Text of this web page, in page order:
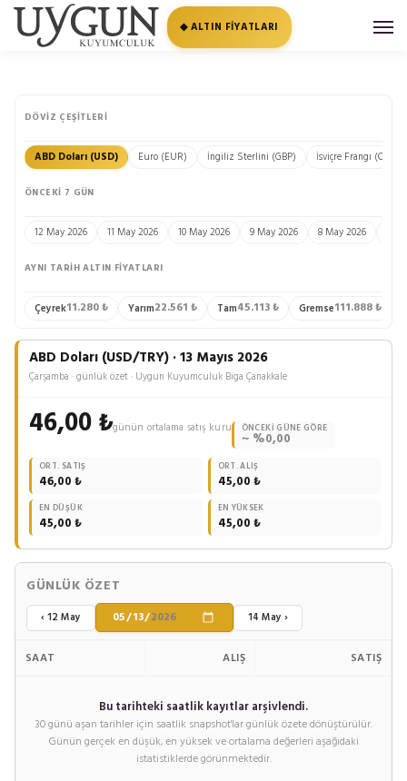
◆ ALTIN FİYATLARI
DÖVIZ ÇEŞITLERI
ABD Doları (USD) Euro (EUR) İngiliz Sterlini (GBP) İsviçre Frangı (CHF)
ÖNCEKI 7 GÜN
12 May 2026 11 May 2026 10 May 2026 9 May 2026 8 May 2026
AYNI TARIH ALTIN FIYATLARI
Çeyrek11.280 ₺ Yarım22.561 ₺ Tam45.113 ₺ Gremse111.888 ₺
ABD Doları (USD/TRY) · 13 Mayıs 2026
Çarşamba · günlük özet · Uygun Kuyumculuk Biga Çanakkale
46,00 ₺günün ortalama satış kuru ÖNCEKI GÜNE GÖRE
~ %0,00
ORT. SATIŞ
46,00 ₺
ORT. ALIŞ
45,00 ₺
EN DÜŞÜK
45,00 ₺
EN YÜKSEK
45,00 ₺
GÜNLÜK ÖZET
‹ 12 May 14 May ›
SAAT ALIŞ SATIŞ
Bu tarihteki saatlik kayıtlar arşivlendi.
30 günü aşan tarihler için saatlik snapshot'lar günlük özete dönüştürülür.
Günün gerçek en düşük, en yüksek ve ortalama değerleri aşağıdaki
istatistiklerde görünmektedir.